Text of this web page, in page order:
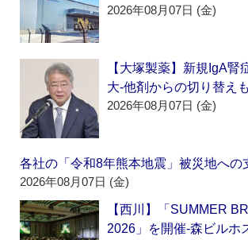
2026年08月07日 (金)
【大塚製薬】新規IgA腎
大‐他剤からの切り替えも
2026年08月07日 (金)
各社の「令和8年熊本地震」被災地への
2026年08月07日 (金)
【西川】「SUMMER
2026」を開催‐森ビルホ